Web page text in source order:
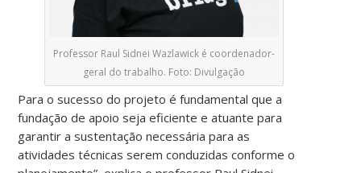
Professor Raul Sidnei Wazlawick é coordenador-
geral do trabalho. Foto: Divulgação
Para o sucesso do projeto é fundamental que a
fundação de apoio seja eficiente e atuante para
garantir a sustentação necessária para as
atividades técnicas serem conduzidas conforme o